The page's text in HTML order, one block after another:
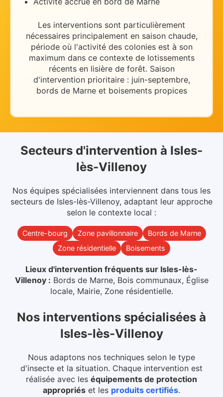
Les interventions sont particulièrement
nécessaires principalement en saison chaude,
période où l'activité des colonies est à son
maximum dans ce contexte de lotissements
récents en lisière de forêt. Saison
d'intervention prioritaire : juin-septembre,
bords de Marne et boisements propices
Secteurs d'intervention à Isles-
lès-Villenoy
Nos équipes spécialisées interviennent dans tous les
secteurs de Isles-lès-Villenoy, adaptant leur approche
selon le contexte local :
Centre-bourg Zone pavillonnaire
Bords de Marne
Zone résidentielle
Boisements
Lieux d'intervention fréquents sur Isles-lès-
Villenoy : Bords de Marne, Bois communaux, Église
locale, Mairie, Zone résidentielle.
Nos interventions spécialisées à
Isles-lès-Villenoy
Nous adaptons nos techniques selon le type
d'insecte et la situation. Chaque intervention est
réalisée avec les équipements de protection
appropriés et les produits certifiés.